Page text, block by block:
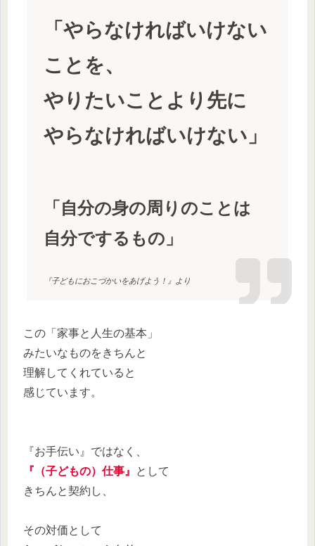
「やらなければいけない
ことを、
やりたいことより先に
やらなければいけない」
「自分の身の周りのことは
自分でするもの」
『子どもにおこづかいをあげよう！』より
この「家事と人生の基本」
みたいなものをきちんと
理解してくれていると
感じています。
『お手伝い』ではなく、
『（子どもの）仕事』
として
きちんと契約し、
その対価として